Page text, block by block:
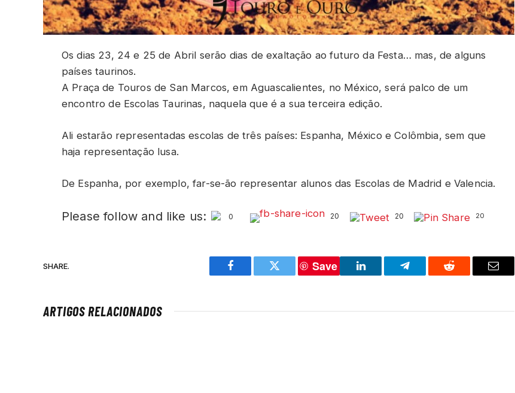
Os dias 23, 24 e 25 de Abril serão dias de exaltação ao futuro da Festa… mas, de alguns
países taurinos.
A Praça de Touros de San Marcos, em Aguascalientes, no México, será palco de um
encontro de Escolas Taurinas, naquela que é a sua terceira edição.
Ali estarão representadas escolas de três países: Espanha, México e Colômbia, sem que
haja representação lusa.
De Espanha, por exemplo, far-se-ão representar alunos das Escolas de Madrid e Valencia.
Please follow and like us: 0 20 20 20
SHARE.
Facebook Twitter
Save
LinkedIn Telegram Reddit Email
ARTIGOS RELACIONADOS